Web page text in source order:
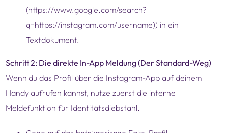
(https://www.google.com/search?
q=https://instagram.com/username)) in ein
Textdokument.
Schritt 2: Die direkte In-App Meldung (Der Standard-Weg)
Wenn du das Profil über die Instagram-App auf deinem
Handy aufrufen kannst, nutze zuerst die interne
Meldefunktion für Identitätsdiebstahl.